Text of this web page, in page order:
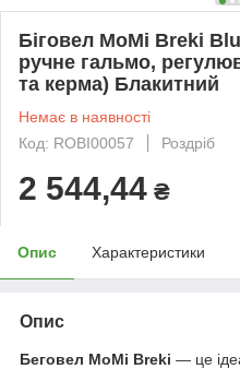
Біговел MoMi Breki
ручне гальмо,
та керма) Блакитний
Немає в наявності
Код: ROBI00057
Роздріб
2 544,44 ₴
Опис Характеристики
Опис
Беговел MoMi Breki — це